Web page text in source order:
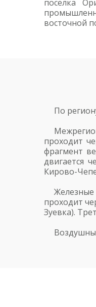
поселка
восточной
По
проходит
фрагмент
двигается
Кирово-
Железные
проходит
Зуевка).